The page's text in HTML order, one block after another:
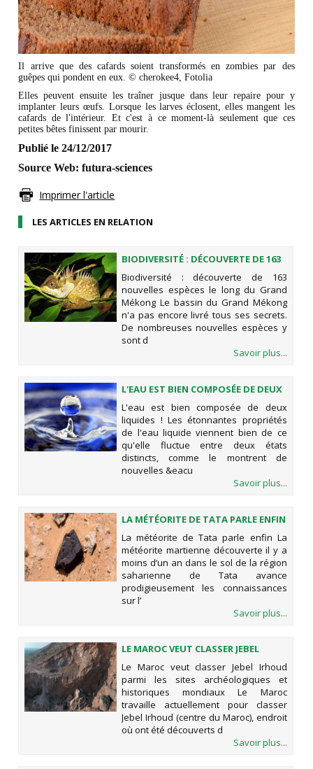
Il arrive que des cafards soient transformés en zombies par des
guêpes qui pondent en eux. © cherokee4, Fotolia
Elles peuvent ensuite les traîner jusque dans leur repaire pour y
implanter leurs œufs. Lorsque les larves éclosent, elles mangent les
cafards de l'intérieur. Et c'est à ce moment-là seulement que ces
petites bêtes finissent par mourir.
Publié le 24/12/2017
Source Web: futura-sciences
Imprimer l'article
LES ARTICLES EN RELATION
BIODIVERSITÉ : DÉCOUVERTE DE 163
NOUVELLES ESPÈCES LE LONG DU
GRAND MÉKONG
Biodiversité : découverte de 163
nouvelles espèces le long du Grand
Mékong Le bassin du Grand Mékong
n'a pas encore livré tous ses secrets.
De nombreuses nouvelles espèces y
sont d
Savoir plus...
L'EAU EST BIEN COMPOSÉE DE DEUX
LIQUIDES !
L'eau est bien composée de deux
liquides ! Les étonnantes propriétés
de l'eau liquide viennent bien de ce
qu'elle fluctue entre deux états
distincts, comme le montrent de
nouvelles &eacu
Savoir plus...
LA MÉTÉORITE DE TATA PARLE ENFIN
La météorite de Tata parle enfin La
météorite martienne découverte il y a
moins d’un an dans le sol de la région
saharienne de Tata avance
prodigieusement les connaissances
sur l’
Savoir plus...
LE MAROC VEUT CLASSER JEBEL
IRHOUD PARMI LES SITES
ARCHÉOLOGIQUES ET HISTORIQUES
MONDIAUX
Le Maroc veut classer Jebel Irhoud
parmi les sites archéologiques et
historiques mondiaux Le Maroc
travaille actuellement pour classer
Jebel Irhoud (centre du Maroc), endroit
où ont été découverts d
Savoir plus...